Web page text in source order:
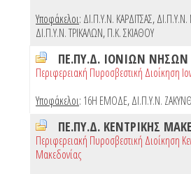
Υποφάκελοι: ΔΙ.Π.Υ.Ν. ΚΑΡΔΙΤΣΑΣ,
ΔΙ.Π.Υ.Ν. ΤΡΙΚΑΛΩΝ,Π.Κ. ΣΚΙΑΘΟΥ
ΠΕ.ΠΥ.Δ. ΙΟΝΙΩΝ ΝΗΣΩΝ
Περιφερειακή Πυροσβεστική Διοίκηση
Υποφάκελοι: 16Η ΕΜΟΔΕ,ΔΙ.Π.Υ.Ν.
ΠΕ.ΠΥ.Δ. ΚΕΝΤΡΙΚΗΣ
Περιφερειακή Πυροσβεστική Διοίκηση
Μακεδονίας